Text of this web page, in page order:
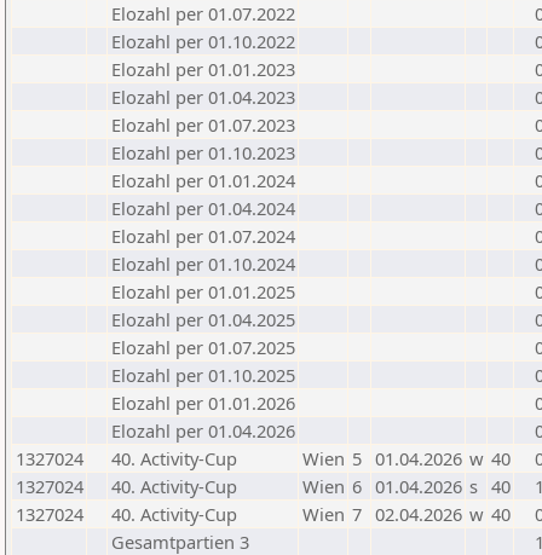
Elozahl per 01.07.2022
Elozahl per 01.10.2022
Elozahl per 01.01.2023
Elozahl per 01.04.2023
Elozahl per 01.07.2023
Elozahl per 01.10.2023
Elozahl per 01.01.2024
Elozahl per 01.04.2024
Elozahl per 01.07.2024
Elozahl per 01.10.2024
Elozahl per 01.01.2025
Elozahl per 01.04.2025
Elozahl per 01.07.2025
Elozahl per 01.10.2025
Elozahl per 01.01.2026
Elozahl per 01.04.2026
1327024
40. Activity-Cup Wien 5 01.04.2026 w 40
1327024
40. Activity-Cup Wien 6 01.04.2026 s 40
1327024
40. Activity-Cup Wien 7 02.04.2026 w 40
Gesamtpartien 3